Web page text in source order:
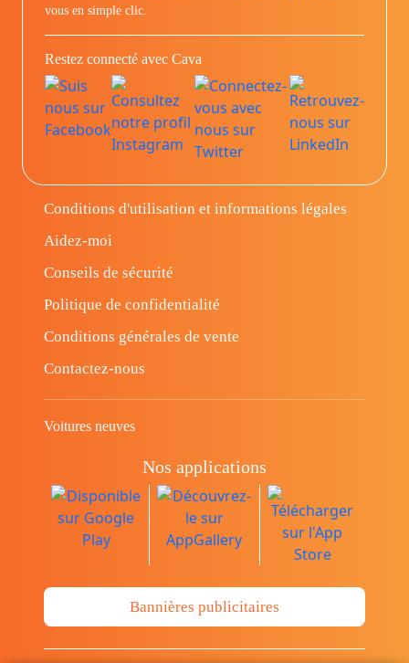
vous en simple clic.
Restez connecté avec Cava
Conditions d'utilisation et informations légales
Aidez-moi
Conseils de sécurité
Politique de confidentialité
Conditions générales de vente
Contactez-nous
Voitures neuves
Nos applications
Bannières publicitaires